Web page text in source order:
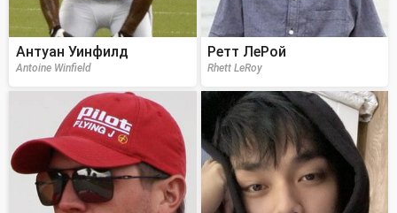
Антуан Уинфилд
Antoine Winfield
Ретт ЛеРой
Rhett LeRoy